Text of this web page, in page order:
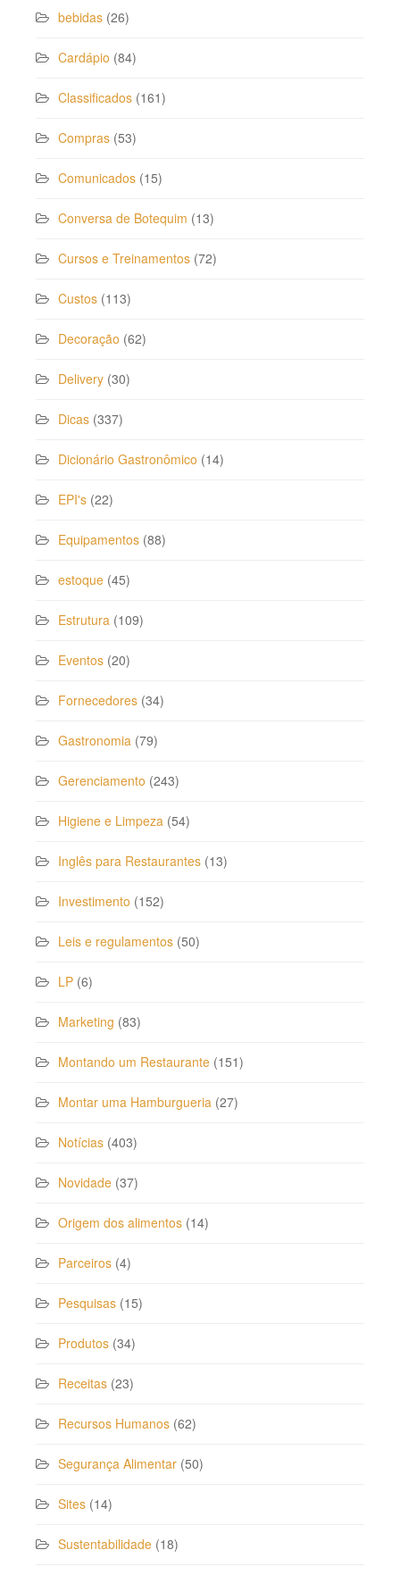
bebidas (26)
Cardápio (84)
Classificados (161)
Compras (53)
Comunicados (15)
Conversa de Botequim (13)
Cursos e Treinamentos (72)
Custos (113)
Decoração (62)
Delivery (30)
Dicas (337)
Dicionário Gastronômico (14)
EPI's (22)
Equipamentos (88)
estoque (45)
Estrutura (109)
Eventos (20)
Fornecedores (34)
Gastronomia (79)
Gerenciamento (243)
Higiene e Limpeza (54)
Inglês para Restaurantes (13)
Investimento (152)
Leis e regulamentos (50)
LP (6)
Marketing (83)
Montando um Restaurante (151)
Montar uma Hamburgueria (27)
Notícias (403)
Novidade (37)
Origem dos alimentos (14)
Parceiros (4)
Pesquisas (15)
Produtos (34)
Receitas (23)
Recursos Humanos (62)
Segurança Alimentar (50)
Sites (14)
Sustentabilidade (18)